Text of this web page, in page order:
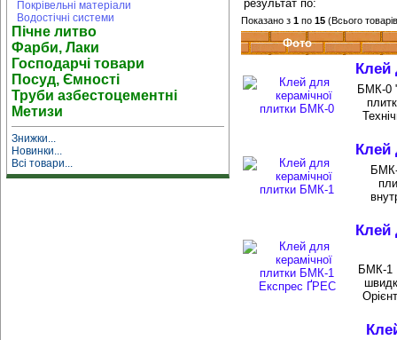
Покрівельні матеріали
Водостічні системи
Пічне литво
Фарби, Лаки
Господарчі товари
Посуд, Ємності
Труби азбестоцементні
Метизи
Знижки...
Новинки...
Всі товари...
результат по:
Показано з 1по 15(Всього
Фото
Клей
БМК-0
Клей
БМК-
Клей
БМК-1